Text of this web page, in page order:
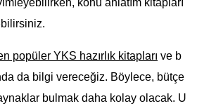
konu anlatım kitapları
popüler YKS hazırlık kitapları ve b
da bilgi vereceğiz. Böylece, bütçe
bulmak daha kolay olacak. U